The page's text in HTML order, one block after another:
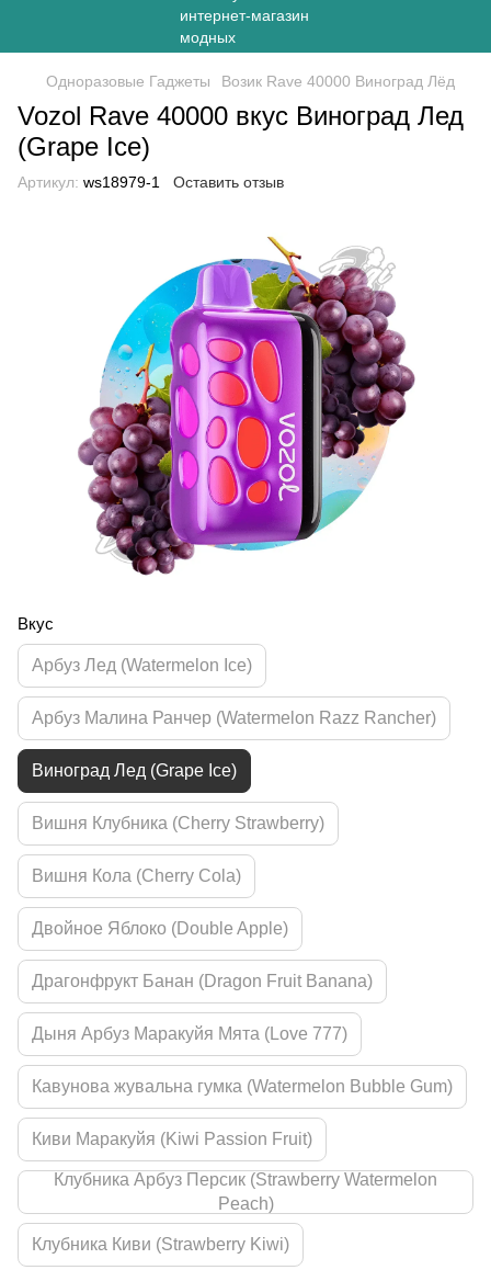
Одноразовые Гаджеты Возик Rave 40000 Виноград Лёд
Vozol Rave 40000 вкус Виноград Лед
(Grape Ice)
Артикул: ws18979-1 Оставить отзыв
Вкус
Арбуз Лед (Watermelon Ice)
Арбуз Малина Ранчер (Watermelon Razz Rancher)
Виноград Лед (Grape Ice)
Вишня Клубника (Cherry Strawberry)
Вишня Кола (Cherry Cola)
Двойное Яблоко (Double Apple)
Драгонфрукт Банан (Dragon Fruit Banana)
Дыня Арбуз Маракуйя Мята (Love 777)
Кавунова жувальна гумка (Watermelon Bubble Gum)
Киви Маракуйя (Kiwi Passion Fruit)
Клубника Арбуз Персик (Strawberry Watermelon
Peach)
Клубника Киви (Strawberry Kiwi)